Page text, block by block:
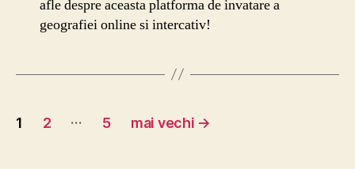
afle despre aceasta platforma de invatare a
geografiei online si intercativ!
Navigare
1 2 … 5 mai vechi →